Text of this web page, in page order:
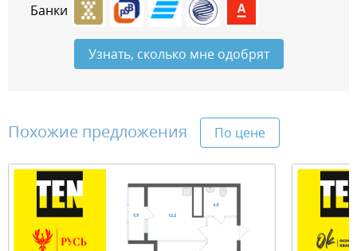
Банки
Узнать, сколько мне одобрят
Похожие предложения По цене